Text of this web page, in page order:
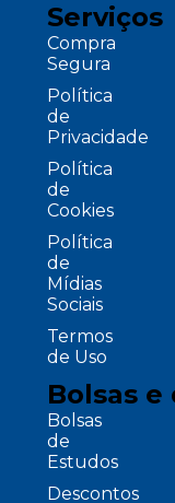
Serviços
Compra
Segura
Política
de
Privacidade
Política
de
Cookies
Política
de
Mídias
Sociais
Termos
de Uso
Bolsas
Bolsas
de
Estudos
Descontos